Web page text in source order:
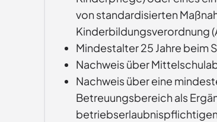
von standardisierten
Kinderbildungsverordnung
Mindestalter 25 Jahre beim
Nachweis über
Nachweis über eine
Betreuungsbereich als